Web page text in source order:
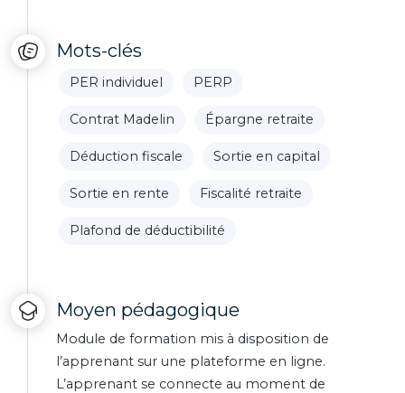
Mots-clés
PER individuel PERP
Contrat Madelin Épargne retraite
Déduction fiscale Sortie en capital
Sortie en rente Fiscalité retraite
Plafond de déductibilité
Moyen pédagogique
Module de formation mis à disposition de
l’apprenant sur une plateforme en ligne.
L’apprenant se connecte au moment de